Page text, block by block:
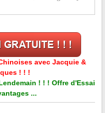
avec Jacquie &
! ! !
! ! ! Offre d'Essai
...